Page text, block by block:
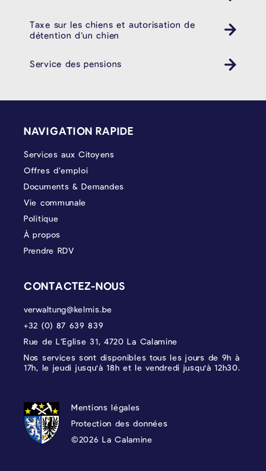
Taxe sur les chiens et autorisation de
détention d’un chien
Service des pensions
NAVIGATION RAPIDE
Services aux Citoyens
Offres d’emploi
Documents & Demandes
Vie communale
Politique
À propos
Prendre RDV
CONTACTEZ-NOUS
verwaltung@kelmis.be
+32 (0) 87 639 839
Rue de L’Eglise 31, 4720 La Calamine
Nos services sont disponibles tous les jours de 9h à
17h, le jeudi jusqu'à 18h et le vendredi jusqu'à 12h30.
PROTECTION DES DONNÉES, MENTIONS
Mentions légales
Protection des données
©2026 La Calamine